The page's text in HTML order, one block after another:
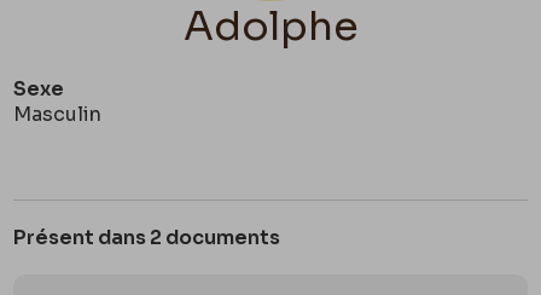
Adolphe
Sexe
Masculin
Présent dans 2 documents